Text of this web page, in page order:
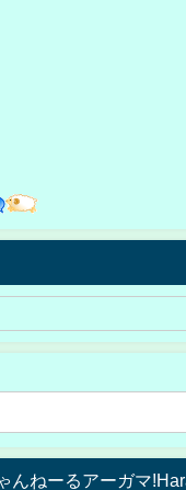
んねーるアーガマ